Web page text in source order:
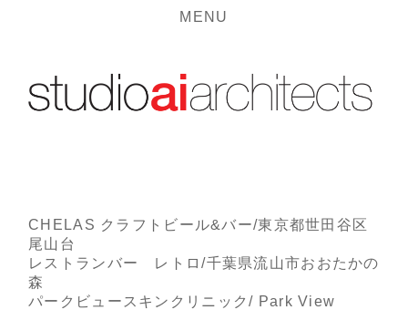
MENU
CHELAS クラフトビール&バー/東京都世田谷区
尾山台
レストランバー レトロ/千葉県流山市おおたかの
森
パークビュースキンクリニック/ Park View